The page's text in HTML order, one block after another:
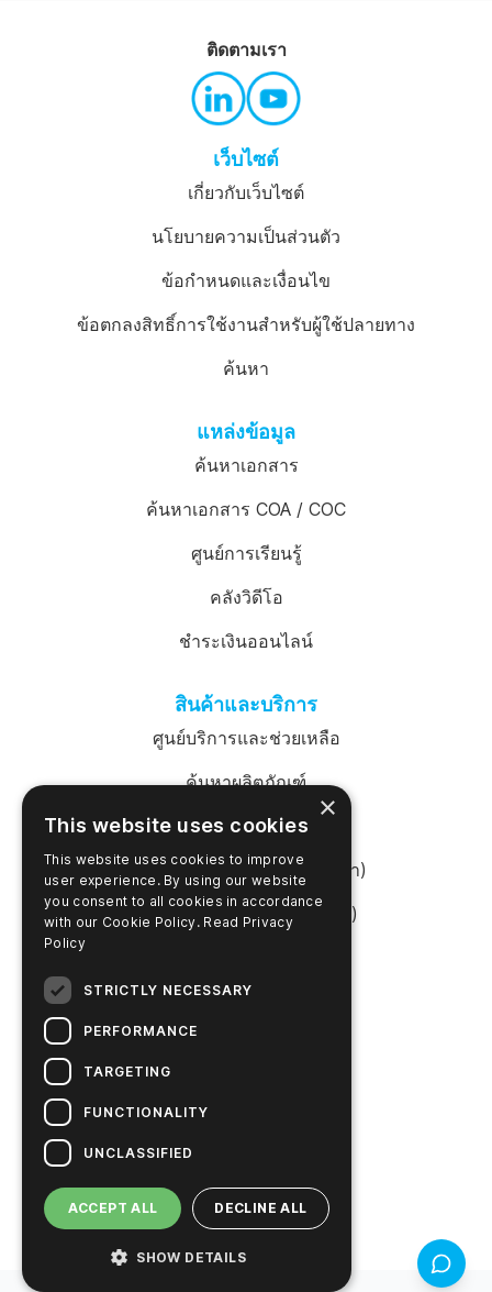
ข้อเสนอ
เว็บไซต์
เกี่ยวกับเว็บไซต์
นโยบายความเป็นส่วนตัว
ข้อกำหนดและเงื่อนไข
ข้อตกลงสิทธิ์การใช้งานสำหรับผู้ใช้ปลายทาง
ค้นหา
แหล่งข้อมูล
ค้นหาเอกสาร
ค้นหาเอกสาร COA / COC
ศูนย์การเรียนรู้
คลังวิดีโอ
ชำระเงินออนไลน์
สินค้าและบริการ
ศูนย์บริการและช่วยเหลือ
ค้นหาผลิตภัณฑ์
เข้าสู่ระบบ SureTrend
ร้านค้าออนไลน์ (สหรัฐอเมริกา)
ร้านค้าออนไลน์ (ออสเตรเลีย)
เกี่ยวกับ Hygiena
โซลูชันเพื่อความยั่งยืน
ติดตามเรา
×
This website uses cookies
This website uses cookies to improve
user experience. By using our website
you consent to all cookies in accordance
with our Cookie Policy. Read Privacy
Policy
STRICTLY NECESSARY
PERFORMANCE
TARGETING
FUNCTIONALITY
UNCLASSIFIED
ACCEPT ALL DECLINE ALL
SHOW DETAILS